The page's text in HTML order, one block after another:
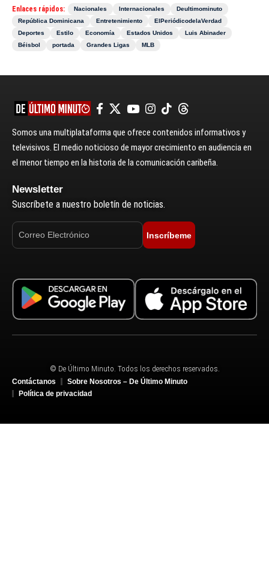
Enlaces rápidos: Nacionales Internacionales
Deultimominuto
República Dominicana
Entretenimiento
ElPeriódicodelaVerdad
Deportes
Estilo Economía Estados Unidos
Luis Abinader
Béisbol
portada Grandes Ligas MLB
Somos una multiplataforma que ofrece contenidos informativos y
televisivos. El medio noticioso de mayor crecimiento en audiencia en
el menor tiempo en la historia de la comunicación caribeña.
Newsletter
Suscríbete a nuestro boletín de noticias.
Inscríbeme
© De Último Minuto. Todos los derechos reservados.
Contáctanos
Sobre Nosotros – De Último Minuto
Política de privacidad